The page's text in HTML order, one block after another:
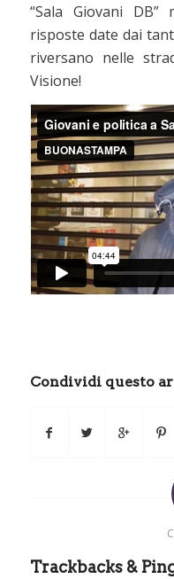
“Sala Giovani DB”
risposte date dai
riversano nelle
Visione!
Condividi questo
Trackbacks &